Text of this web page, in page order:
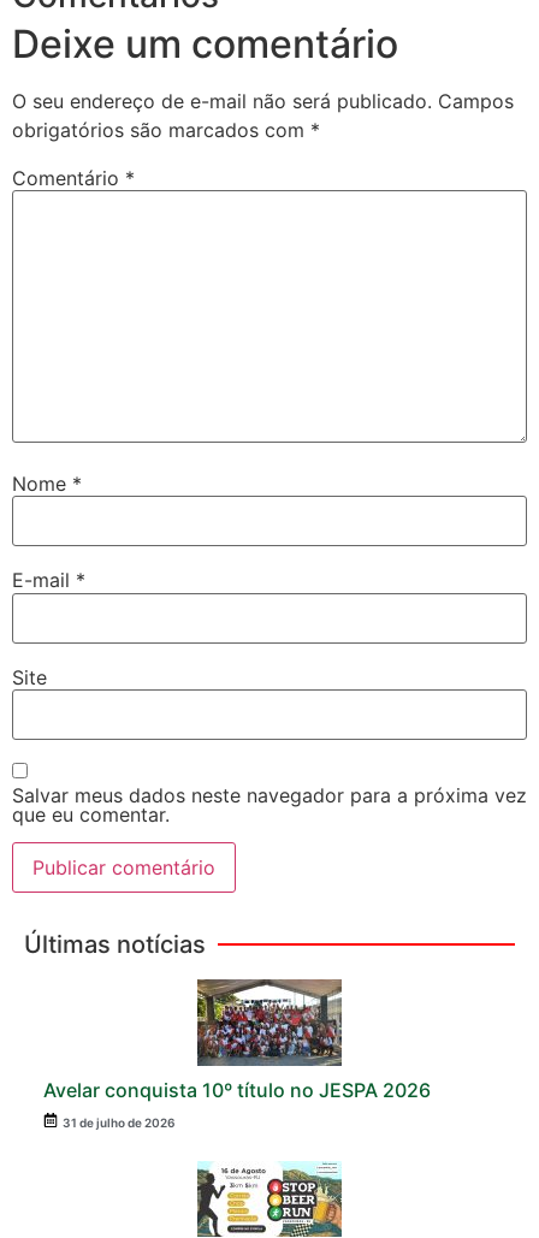
Deixe um comentário
O seu endereço de e-mail não será publicado. Campos
obrigatórios são marcados com *
Comentário *
Nome *
E-mail *
Site
Salvar meus dados neste navegador para a próxima vez
que eu comentar.
Últimas notícias
Avelar conquista 10º título no JESPA 2026
31 de julho de 2026